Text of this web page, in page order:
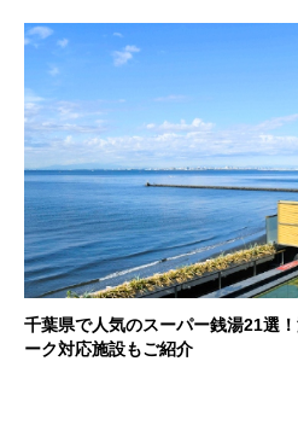
千葉県で人気のスーパー銭湯21選
ーク対応施設もご紹介